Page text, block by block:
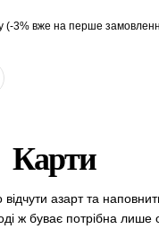
(-3% вже на перше
Карти
азарт та
ж буває потрібна лише